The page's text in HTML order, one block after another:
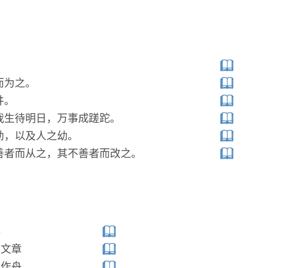
之。
待明日，万事成蹉跎。
以及人之幼。
而从之，其不善者而改之。
章